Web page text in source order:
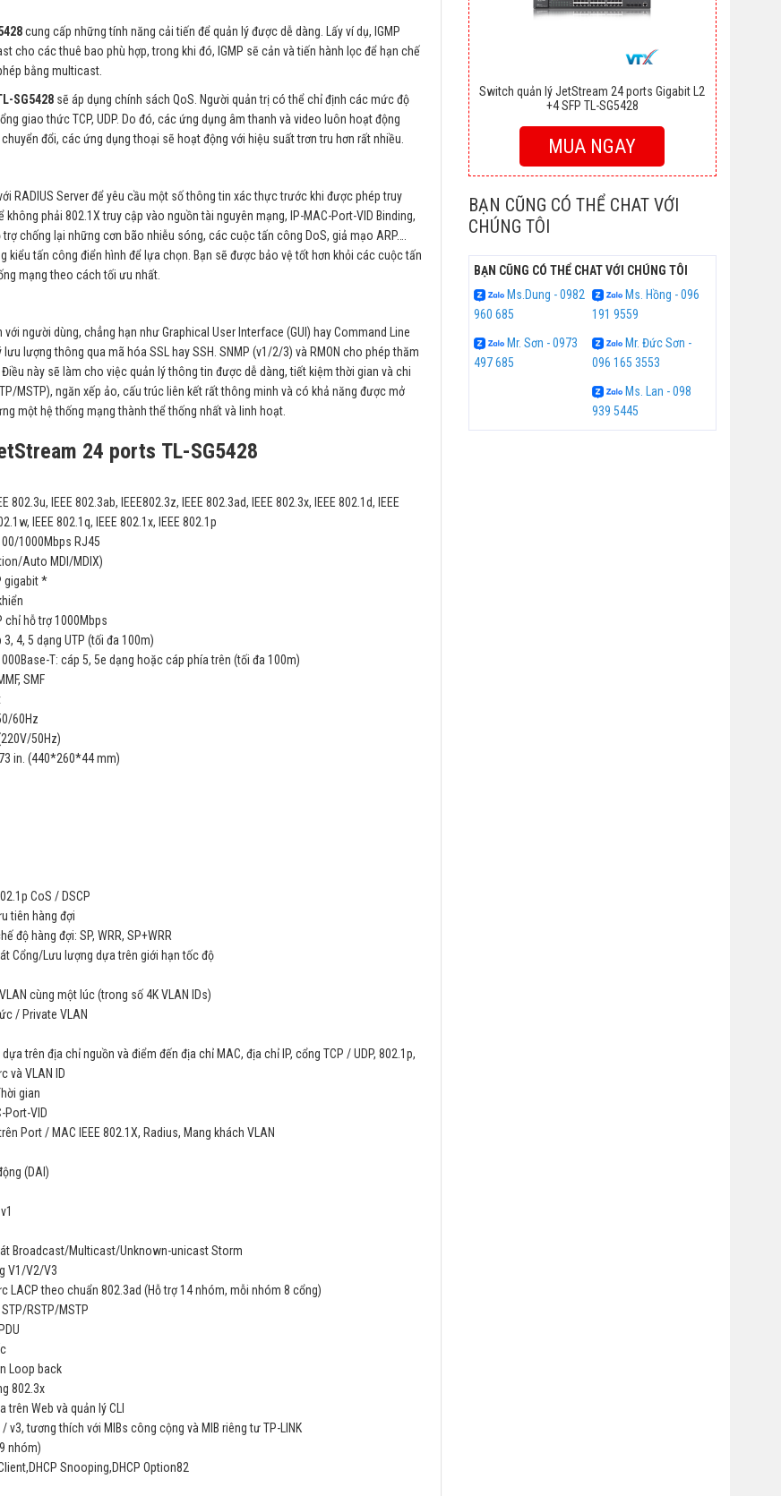
cung cấp những tính năng cải tiến để quản lý được dễ dàng. Lấy ví dụ, IGMP
các thuê bao phù hợp, trong khi đó, IGMP sẽ cản và tiến hành lọc để hạn chế
bằng multicast.
SG5428 sẽ áp dụng chính sách QoS. Người quản trị có thể chỉ định các mức độ
giao thức TCP, UDP. Do đó, các ứng dụng âm thanh và video luôn hoạt động
đổi, các ứng dụng thoại sẽ hoạt động với hiệu suất trơn tru hơn rất nhiều.
RADIUS Server để yêu cầu một số thông tin xác thực trước khi được phép truy
phải 802.1X truy cập vào nguồn tài nguyên mạng, IP-MAC-Port-VID Binding,
chống lại những cơn bão nhiễu sóng, các cuộc tấn công DoS, giả mạo ARP….
kiểu tấn công điển hình để lựa chọn. Bạn sẽ được bảo vệ tốt hơn khỏi các cuộc tấn
mạng theo cách tối ưu nhất.
người dùng, chẳng hạn như Graphical User Interface (GUI) hay Command Line
lượng thông qua mã hóa SSL hay SSH. SNMP (v1/2/3) và RMON cho phép thăm
này sẽ làm cho việc quản lý thông tin được dễ dàng, tiết kiệm thời gian và chi
MSTP), ngăn xếp ảo, cấu trúc liên kết rất thông minh và có khả năng được mở
một hệ thống mạng thành thể thống nhất và linh hoạt.
24 ports TL-SG5428
802.3u, IEEE 802.3ab, IEEE802.3z, IEEE 802.3ad, IEEE 802.3x, IEEE 802.1d, IEEE
IEEE 802.1q, IEEE 802.1x, IEEE 802.1p
1000Mbps RJ45
Auto MDI/MDIX)
gigabit *
chỉ hỗ trợ 1000Mbps
3, 4, 5 dạng UTP (tối đa 100m)
T: cáp 5, 5e dạng hoặc cáp phía trên (tối đa 100m)
SMF
60Hz
50Hz)
in. (440*260*44 mm)
CoS / DSCP
tiên hàng đợi
độ hàng đợi: SP, WRR, SP+WRR
Cổng/Lưu lượng dựa trên giới hạn tốc độ
cùng một lúc (trong số 4K VLAN IDs)
/ Private VLAN
dựa trên địa chỉ nguồn và điểm đến địa chỉ MAC, địa chỉ IP, cổng TCP / UDP, 802.1p,
và VLAN ID
gian
Port-VID
Port / MAC IEEE 802.1X, Radius, Mang khách VLAN
(DAI)
Broadcast/Multicast/Unknown-unicast Storm
V1/V2/V3
LACP theo chuẩn 802.3ad (Hỗ trợ 14 nhóm, mỗi nhóm 8 cổng)
RSTP/MSTP
Loop back
802.3x
trên Web và quản lý CLI
v3, tương thích với MIBs công cộng và MIB riêng tư TP-LINK
nhóm)
Snooping,DHCP Option82
Switch quản lý JetStream 24 ports Gigabit L2
+4 SFP TL-SG5428
MUA NGAY
BẠN CŨNG CÓ THỂ CHAT VỚI
CHÚNG TÔI
BẠN CŨNG CÓ THỂ CHAT VỚI CHÚNG TÔI
Ms.Dung - 0982
960 685
Ms. Hồng - 096
191 9559
Mr. Sơn - 0973
497 685
Mr. Đức Sơn -
096 165 3553
Ms. Lan - 098
939 5445